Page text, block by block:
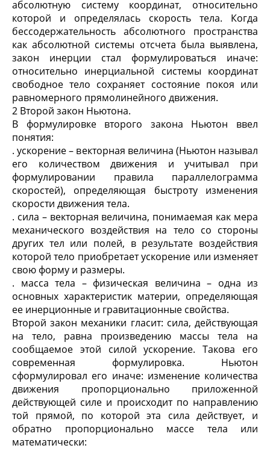
абсолютную систему координат, относительно
которой и определялась скорость тела. Когда
бессодержательность абсолютного пространства
как абсолютной системы отсчета была выявлена,
закон инерции стал формулироваться иначе:
относительно инерциальной системы координат
свободное тело сохраняет состояние покоя или
равномерного прямолинейного движения.
2 Второй закон Ньютона.
В формулировке второго закона Ньютон ввел
понятия:
. ускорение – векторная величина (Ньютон называл
его количеством движения и учитывал при
формулировании правила параллелограмма
скоростей), определяющая быстроту изменения
скорости движения тела.
. сила – векторная величина, понимаемая как мера
механического воздействия на тело со стороны
других тел или полей, в результате воздействия
которой тело приобретает ускорение или изменяет
свою форму и размеры.
. масса тела – физическая величина – одна из
основных характеристик материи, определяющая
ее инерционные и гравитационные свойства.
Второй закон механики гласит: сила, действующая
на тело, равна произведению массы тела на
сообщаемое этой силой ускорение. Такова его
современная формулировка. Ньютон
сформулировал его иначе: изменение количества
движения пропорционально приложенной
действующей силе и происходит по направлению
той прямой, по которой эта сила действует, и
обратно пропорционально массе тела или
математически: